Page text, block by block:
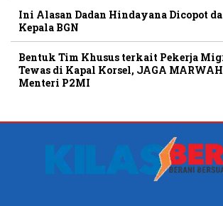
Ini Alasan Dadan Hindayana Dicopot
Kepala BGN
Bentuk Tim Khusus terkait Pekerja
Tewas di Kapal Korsel, JAGA
Menteri P2MI